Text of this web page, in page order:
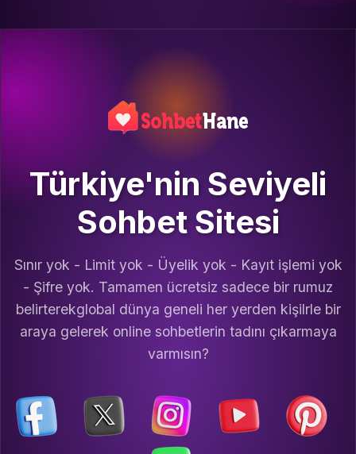
Türkiye'nin Seviyeli
Sohbet Sitesi
Sınır yok - Limit yok - Üyelik yok - Kayıt işlemi yok
- Şifre yok. Tamamen ücretsiz sadece bir rumuz
belirterekglobal dünya geneli her yerden kişilrle bir
araya gelerek online sohbetlerin tadını çıkarmaya
varmısın?